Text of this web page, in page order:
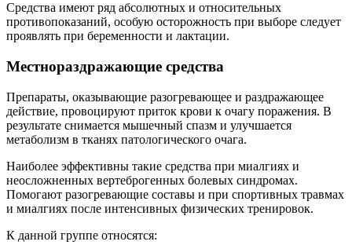
Средства имеют ряд абсолютных и относительных
противопоказаний, особую осторожность при выборе следует
проявлять при беременности и лактации.
Местнораздражающие средства
Препараты, оказывающие разогревающее и раздражающее
действие, провоцируют приток крови к очагу поражения. В
результате снимается мышечный спазм и улучшается
метаболизм в тканях патологического очага.
Наиболее эффективны такие средства при миалгиях и
неосложненных вертеброгенных болевых синдромах.
Помогают разогревающие составы и при спортивных травмах
и миалгиях после интенсивных физических тренировок.
К данной группе относятся: